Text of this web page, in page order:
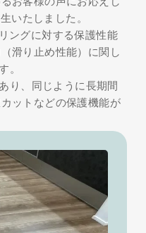
いたしました。
ングに対する保護性能
滑り止め性能）に関し
。
り、同じように長期間
ットなどの保護機能が